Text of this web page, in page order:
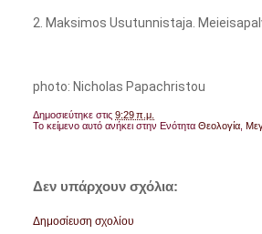
2. Maksimos Usutunnistaja.
photo: Nicholas Papachristou
Δημοσιεύτηκε στις9:29 π.μ.
Το κείμενο αυτό ανήκει στην ΕνότηταΘεολογία
Δεν υπάρχουν σχόλια:
Δημοσίευση σχολίου